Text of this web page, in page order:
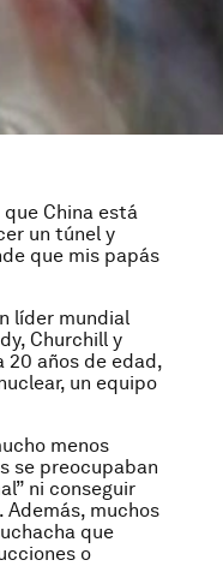
China está
un túnel y
que mis papás
líder mundial
Churchill y
20 años de edad,
un equipo
menos
se preocupaban
ni conseguir
Además, muchos
que
o